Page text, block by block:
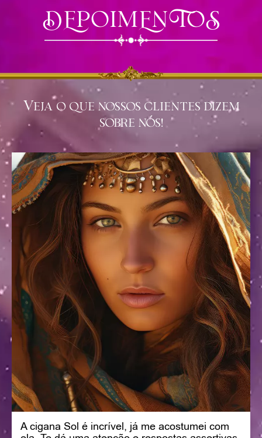
DEPOIMENTOS
Veja o que nossos clientes dizem
sobre nós!
A cigana Sol é incrível, já me acostumei com